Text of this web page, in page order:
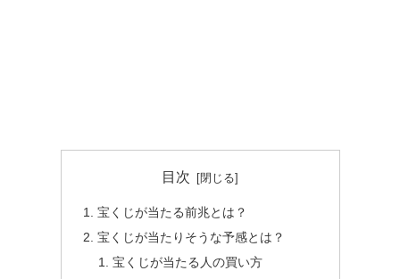
目次
宝くじが当たる前兆とは？
宝くじが当たりそうな予感とは？
宝くじが当たる人の買い方